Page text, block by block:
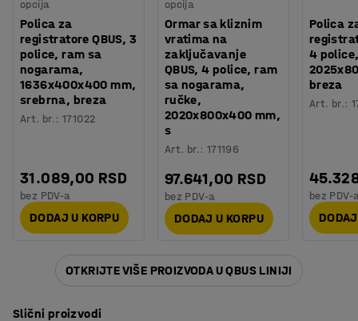
opcija
Polica za
registratore QBUS, 3
police, ram sa
nogarama,
1636x400x400 mm,
srebrna, breza
Art. br.:171022
31.089,00 RSD
bez PDV-a
DODAJ U KORPU
opcija
Ormar sa kliznim
vratima na
zaključavanje
QBUS, 4 police, ram
sa nogarama,
ručke,
2020x800x400 mm,
s
Art. br.: 171196
97.641,00 RSD
bez PDV-a
DODAJ U KORPU
Polica
4
breza
Art. br.:
bez PDV-
OTKRIJTE VIŠE PROIZVODA U QBUS LINIJI
Slični proizvodi